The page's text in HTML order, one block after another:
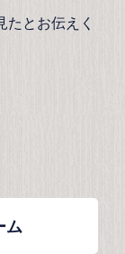
とお伝えく
ム